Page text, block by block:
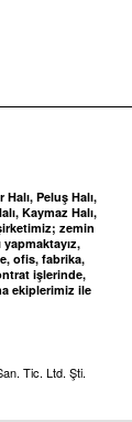
Peluş Halı,
Kaymaz Halı,
zemin
ofis, fabrika,
işlerinde,
ekiplerimiz ile
Tic. Ltd. Şti.